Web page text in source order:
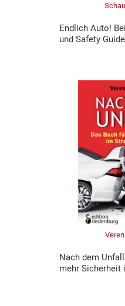
Endlich Auto!
und Safety Guide
Nach dem
mehr Sicherheit